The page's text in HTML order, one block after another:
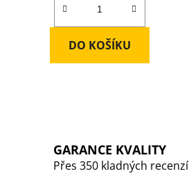
DO KOŠÍKU
GARANCE KVALITY
Přes 350 kladných recenzí